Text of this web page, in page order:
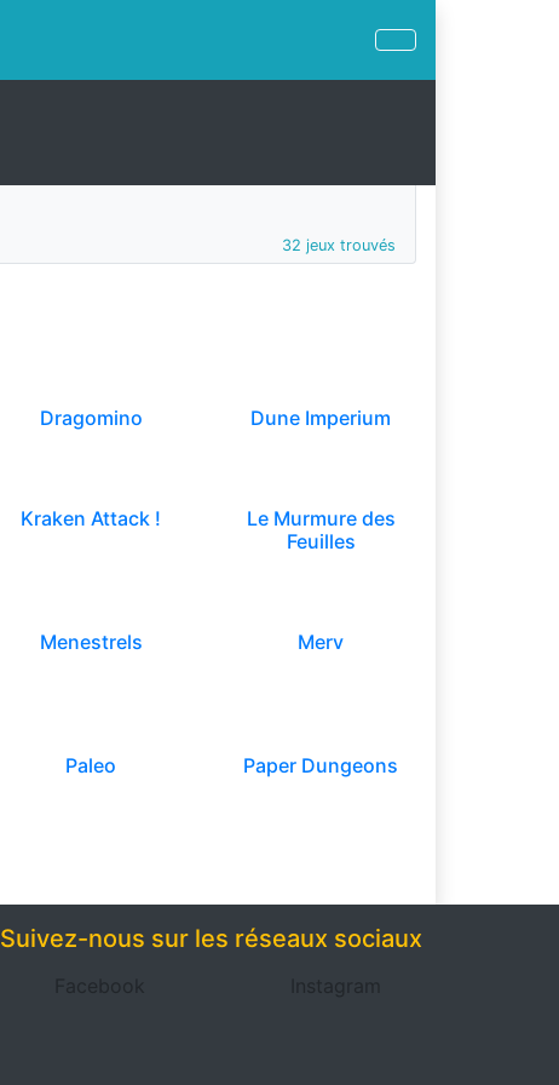
32 jeux trouvés
Dragomino Dune Imperium
Kraken Attack !
Le Murmure des
Feuilles
Menestrels Merv
Paleo Paper Dungeons
Suivez-nous sur les réseaux sociaux
Facebook Instagram